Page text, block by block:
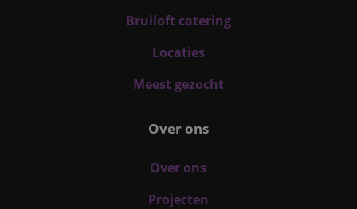
Bruiloft catering
Locaties
Meest gezocht
Over ons
Over ons
Projecten